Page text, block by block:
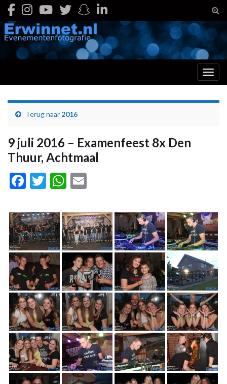
Terug naar 2016
9 juli 2016 – Examenfeest 8x Den
Thuur, Achtmaal
Facebook
TwitterWhatsApp